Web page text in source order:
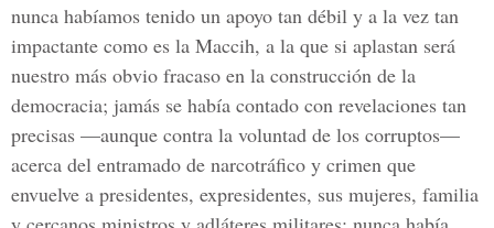
nunca habíamos tenido un apoyo tan débil y a la vez tan
impactante como es la Maccih, a la que si aplastan será
nuestro más obvio fracaso en la construcción de la
democracia; jamás se había contado con revelaciones tan
precisas ––aunque contra la voluntad de los corruptos––
acerca del entramado de narcotráfico y crimen que
envuelve a presidentes, expresidentes, sus mujeres, familia